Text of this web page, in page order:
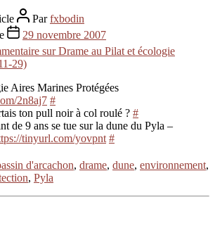
Parfxbodin
29 novembre 2007
sur Drame au Pilat et écologie
29)
Aires Marines Protégées
2n8aj7 #
ton pull noir à col roulé ? #
de 9 ans se tue sur la dune du Pyla –
tinyurl.com/yovpnt #
d'arcachon, drame, dune, environnement,
, Pyla